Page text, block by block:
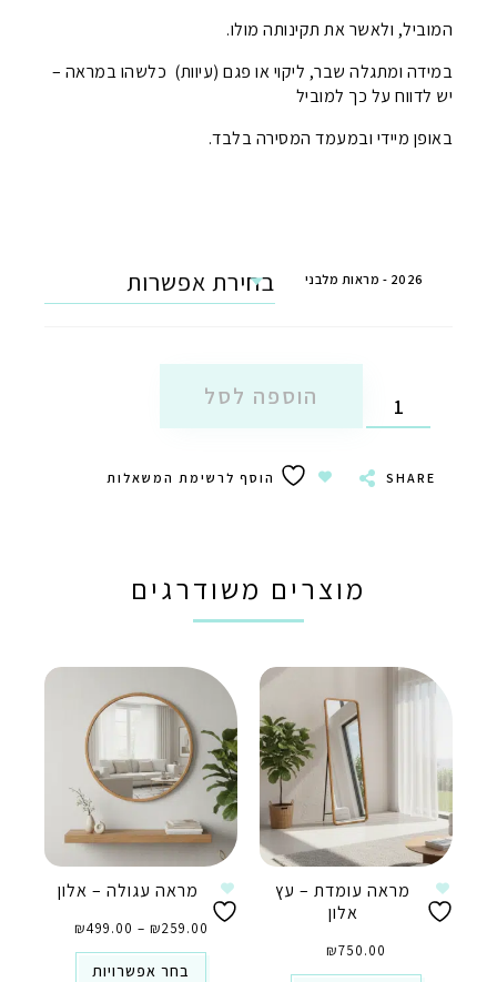
המוביל, ולאשר את תקינותה מולו.
במידה ומתגלה שבר, ליקוי או פגם (עיוות) כלשהו במראה –
יש לדווח על כך למוביל
באופן מיידי ובמעמד המסירה בלבד.
2026 - מראות מלבני
הוספה לסל
SHARE הוסף לרשימת המשאלות
מוצרים משודרגים
מראה עומדת – עץ
אלון
₪750.00
מראה עגולה – אלון
₪259.00
–
₪499.00 מחירים:
בחר אפשרויות